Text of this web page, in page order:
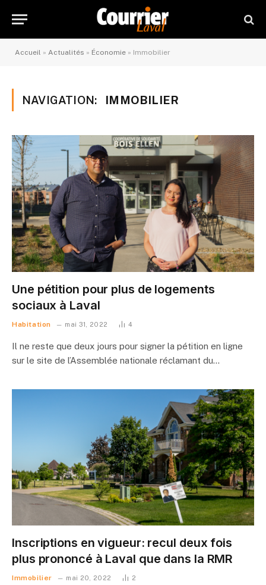
Accueil » Actualités » Économie » Immobilier
NAVIGATION: IMMOBILIER
Une pétition pour plus de logements
sociaux à Laval
Habitation mai 31, 2022 4
Il ne reste que deux jours pour signer la pétition en ligne
sur le site de l’Assemblée nationale réclamant du…
Inscriptions en vigueur: recul deux fois
plus prononcé à Laval que dans la RMR
Immobilier mai 20, 2022 2